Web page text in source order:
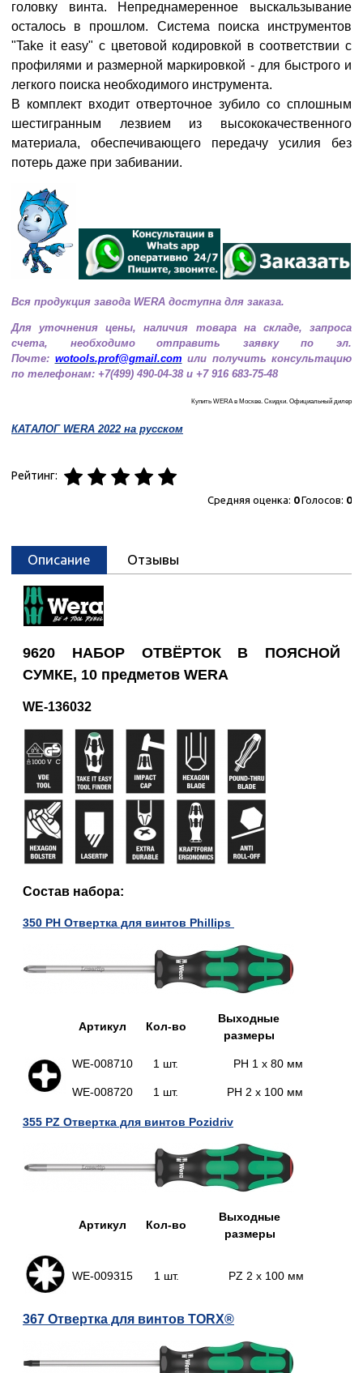
головку винта. Непреднамеренное выскальзывание
осталось в прошлом. Система поиска инструментов
"Take it easy" с цветовой кодировкой в соответствии с
профилями и размерной маркировкой - для быстрого и
легкого поиска необходимого инструмента.
В комплект входит отверточное зубило со сплошным
шестигранным лезвием из высококачественного
материала, обеспечивающего передачу усилия без
потерь даже при забивании.
Вся продукция завода WERA доступна для заказа.
Для уточнения цены, наличия товара на складе, запроса
счета, необходимо
отправить заявку по эл.
Почте: wotools.prof@gmail.com или получить консультацию
по телефонам: +7(499) 490-04-38 и +7 916 683-75-48
Купить WERA в Москве. Скидки. Официальный дилер
КАТАЛОГ WERA 2022 на русском
Рейтинг:
Средняя оценка: 0Голосов: 0
Описание Отзывы
9620 НАБОР ОТВЁРТОК В ПОЯСНОЙ
СУМКЕ, 10 предметов WERA
WE-136032
Состав набора:
350 PH Отвертка для винтов Phillips
Артикул Кол-во
Выходные
размеры
WE-008710 1 шт. PH 1 x 80 мм
WE-008720 1 шт. PH 2 x 100 мм
355 PZ Отвертка для винтов Pozidriv
Артикул Кол-во
Выходные
размеры
WE-009315 1 шт. PZ 2 x 100 мм
367 Отвертка для винтов TORX®